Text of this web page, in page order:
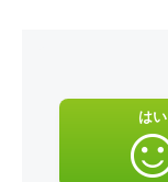
はい